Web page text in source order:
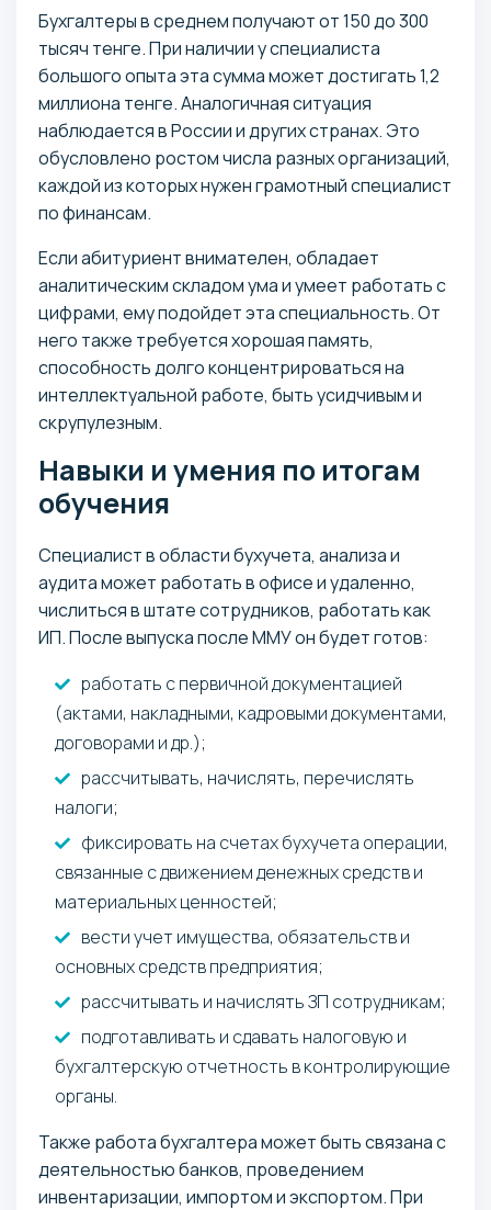
Бухгалтеры в среднем получают от 150 до 300
тысяч тенге. При наличии у специалиста
большого опыта эта сумма может достигать 1,2
миллиона тенге. Аналогичная ситуация
наблюдается в России и других странах. Это
обусловлено ростом числа разных организаций,
каждой из которых нужен грамотный специалист
по финансам.
Если абитуриент внимателен, обладает
аналитическим складом ума и умеет работать с
цифрами, ему подойдет эта специальность. От
него также требуется хорошая память,
способность долго концентрироваться на
интеллектуальной работе, быть усидчивым и
скрупулезным.
Навыки и умения по итогам
обучения
Специалист в области бухучета, анализа и
аудита может работать в офисе и удаленно,
числиться в штате сотрудников, работать как
ИП. После выпуска после ММУ он будет готов:
работать с первичной документацией
(актами, накладными, кадровыми документами,
договорами и др.);
рассчитывать, начислять, перечислять
налоги;
фиксировать на счетах бухучета операции,
связанные с движением денежных средств и
материальных ценностей;
вести учет имущества, обязательств и
основных средств предприятия;
рассчитывать и начислять ЗП сотрудникам;
подготавливать и сдавать налоговую и
бухгалтерскую отчетность в контролирующие
органы.
Также работа бухгалтера может быть связана с
деятельностью банков, проведением
инвентаризации, импортом и экспортом. При